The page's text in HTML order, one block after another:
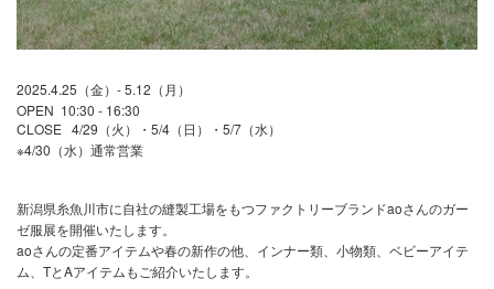
2025.4.25（金）- 5.12（月）
OPEN 10:30 - 16:30
CLOSE 4/29（火）・5/4（日）・5/7（水）
※4/30（水）通常営業
新潟県糸魚川市に自社の縫製工場をもつファクトリーブランドaoさんのガー
ゼ服展を開催いたします。
aoさんの定番アイテムや春の新作の他、インナー類、小物類、ベビーアイテ
ム、TとAアイテムもご紹介いたします。